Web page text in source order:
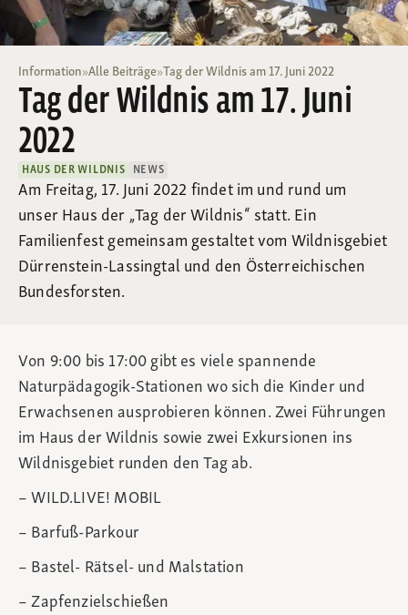
Information»Alle Beiträge» Tag der Wildnis am 17. Juni 2022
Tag der Wildnis am 17. Juni
2022
HAUS DER WILDNIS NEWS
Am Freitag, 17. Juni 2022 findet im und rund um
unser Haus der „Tag der Wildnis“ statt. Ein
Familienfest gemeinsam gestaltet vom Wildnisgebiet
Dürrenstein-Lassingtal und den Österreichischen
Bundesforsten.
Von 9:00 bis 17:00 gibt es viele spannende
Naturpädagogik-Stationen wo sich die Kinder und
Erwachsenen ausprobieren können. Zwei Führungen
im Haus der Wildnis sowie zwei Exkursionen ins
Wildnisgebiet runden den Tag ab.
– WILD.LIVE! MOBIL
– Barfuß-Parkour
– Bastel- Rätsel- und Malstation
– Zapfenzielschießen